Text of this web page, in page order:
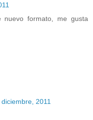
nuevo formato, me gusta
2011